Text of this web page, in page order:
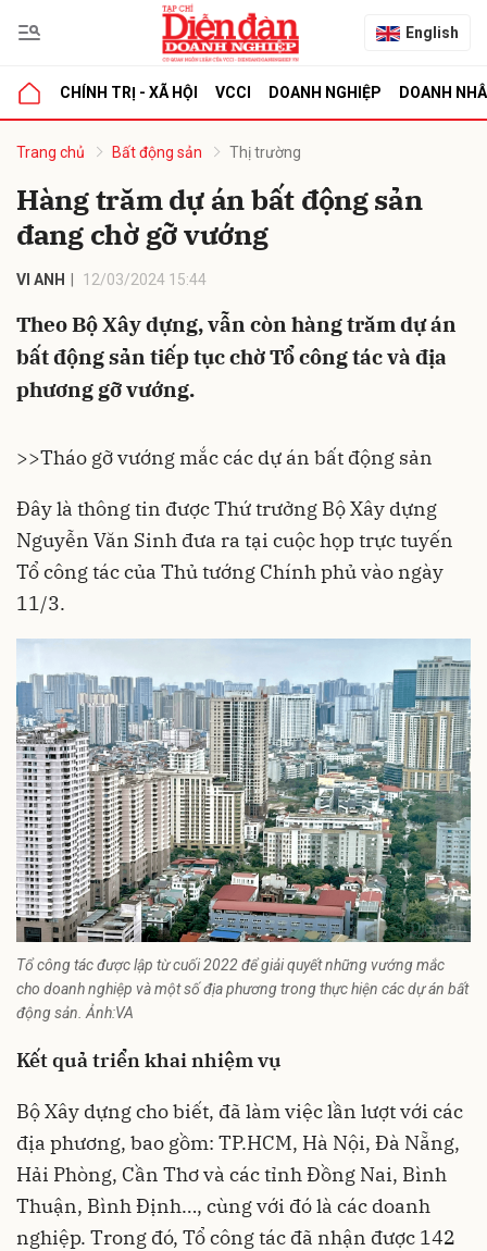
English
CHÍNH TRỊ - XÃ HỘI VCCI DOANH NGHIỆP DOANH
Trang chủ Bất động sản Thị trường
Hàng trăm dự án bất động sản
đang chờ gỡ vướng
VI ANH 12/03/2024 15:44
Theo Bộ Xây dựng, vẫn còn hàng trăm dự án
bất động sản tiếp tục chờ Tổ công tác và địa
phương gỡ vướng.
>>Tháo gỡ vướng mắc các dự án bất động sản
Đây là thông tin được Thứ trưởng Bộ Xây dựng
Nguyễn Văn Sinh đưa ra tại cuộc họp trực tuyến
Tổ công tác của Thủ tướng Chính phủ vào ngày
11/3.
Tổ công tác được lập từ cuối 2022 để giải quyết những vướng mắc
cho doanh nghiệp và một số địa phương trong thực hiện các dự án bất
động sản. Ảnh:VA
Kết quả triển khai nhiệm vụ
Bộ Xây dựng cho biết, đã làm việc lần lượt với các
địa phương, bao gồm: TP.HCM, Hà Nội, Đà Nẵng,
Hải Phòng, Cần Thơ và các tỉnh Đồng Nai, Bình
Thuận, Bình Định…, cùng với đó là các doanh
nghiệp. Trong đó, Tổ công tác đã nhận được 142
luận
Hủy